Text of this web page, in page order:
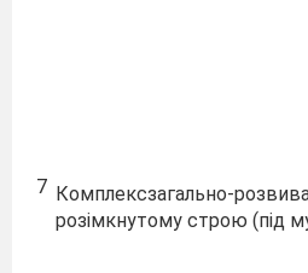
7 Комплексзагально-
розімкнутому строю (під